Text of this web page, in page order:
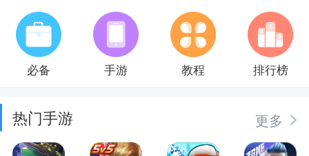
必备 手游 教程 排行榜
热门手游 更多